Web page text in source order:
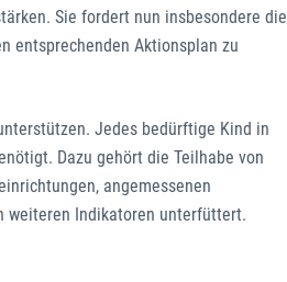
Sie fordert nun insbesondere die
entsprechenden Aktionsplan zu
Jedes bedürftige Kind in
Dazu gehört die Teilhabe von
angemessenen
weiteren Indikatoren unterfüttert.